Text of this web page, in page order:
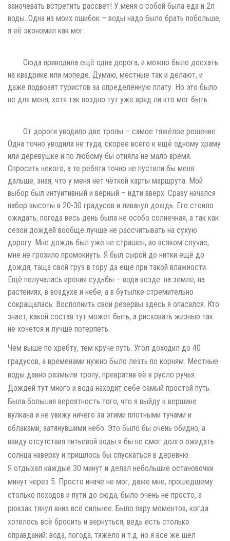
заночевать встретить рассвет! У меня с собой была еда и 2л
воды. Одна из моих ошибок – воды надо было брать побольше,
я её экономил как мог.
Сюда приводила ещё одна дорога, и можно было доехать
на квадрике или мопеде. Думаю, местные так и делают, и
даже подвозят туристов за определённую плату. Но это было
не для меня, хотя так поздно тут уже вряд ли кто мог быть.
От дороги уводило две тропы – самое тяжёлое решение.
Одна точно уводила не туда, скорее всего к ещё одному храму
или деревушке и по любому бы отняла не мало время.
Спросить некого, а те ребята точно не пустили бы меня
дальше, зная, что у меня нет чёткой карты маршрута. Мой
выбор был интуитивный и верный – идти вверх. Сразу начался
набор высоты в 20-30 градусов и ливанул дождь. Его стоило
ожидать, погода весь день была не особо солнечная, а так как
сезон дождей вообще лучше не рассчитывать на сухую
дорогу. Мне дождь был уже не страшен, во всяком случае,
мне не грозило промокнуть. Я был сырой до нитки ещё до
дождя, таща свой груз в гору да ещё при такой влажности.
Ещё получалась ирония судьбы – вода везде: на земле, на
растениях, в воздухе и небе, а в бутылке стремительно
сокращалась. Восполнить свои резервы здесь я опасался. Кто
знает, какой состав тут может быть, а рисковать жизнью так
не хочется и лучше потерпеть.
Чем выше по хребту, тем круче путь. Угол доходил до 40
градусов, а временами нужно было лезть по корням. Местные
воды давно размыли тропу, превратив её в русло ручья.
Дождей тут много и вода находит себе самый простой путь.
Была большая вероятность того, что я выйду к вершине
вулкана и не увижу ничего за этими плотными тучами и
облаками, затянувшими небо. Это было бы очень обидно, а
ввиду отсутствия питьевой воды я бы не смог долго ожидать
солнца наверху и пришлось бы спускаться в деревню.
Я отдыхал каждые 30 минут и делал небольшие остановочки
минут через 5. Просто иначе не мог, даже мне, прошедшему
столько походов и пути до сюда, было очень не просто, а
рюкзак тянул вниз всё сильнее. Было пару моментов, когда
хотелось всё бросить и вернуться, ведь есть столько
оправданий: вода, погода, тяжело и т.д. но я всё же шёл